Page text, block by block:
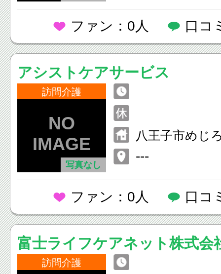
ファン：0人 口コ
アシストケアサービス
訪問介護
写真なし
八王子市めじ
---
ファン：0人 口コ
富士ライフケアネット株式会
んしん館
訪問介護